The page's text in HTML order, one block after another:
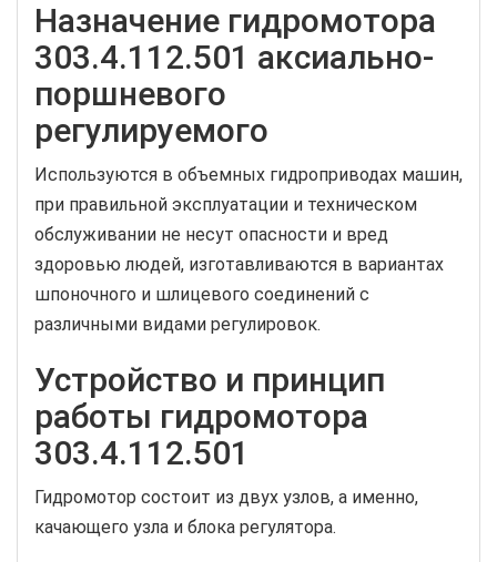
Назначение гидромотора
303.4.112.501 аксиально-
поршневого
регулируемого
Используются в объемных гидроприводах машин,
при правильной эксплуатации и техническом
обслуживании не несут опасности и вред
здоровью людей, изготавливаются в вариантах
шпоночного и шлицевого соединений с
различными видами регулировок.
Устройство и принцип
работы гидромотора
303.4.112.501
Гидромотор состоит из двух узлов, а именно,
качающего узла и блока регулятора.